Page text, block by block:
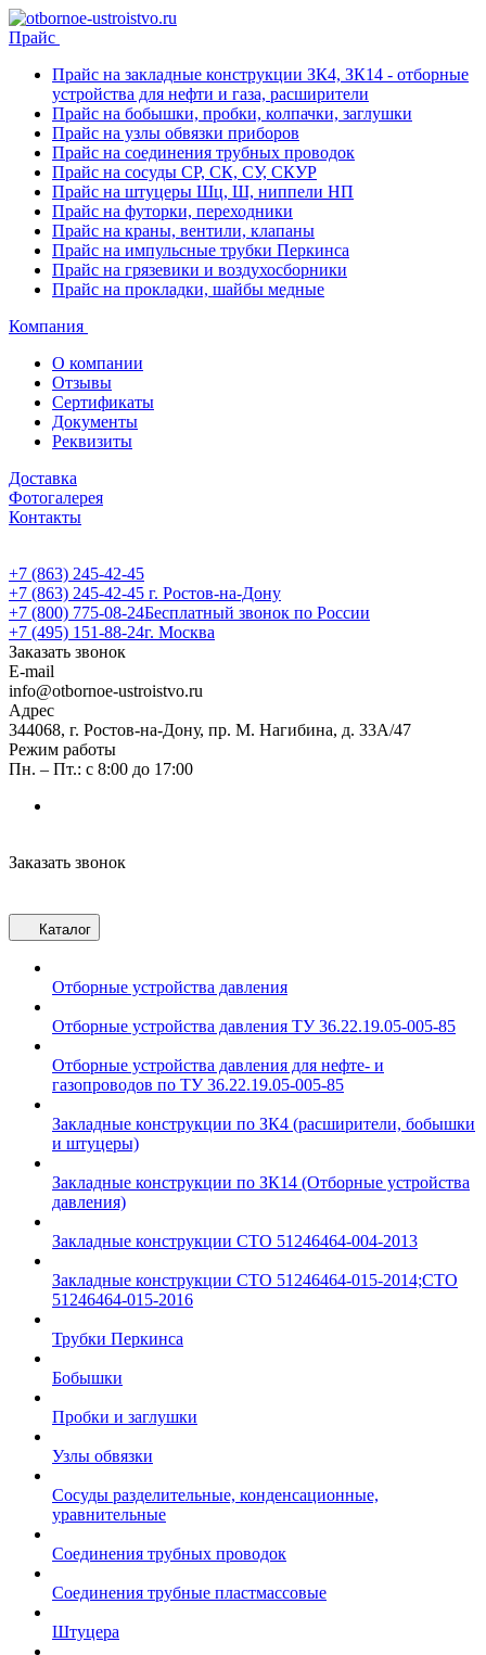
Прайс
Прайс на закладные конструкции ЗК4, ЗК14 - отборные
устройства для нефти и газа, расширители
Прайс на бобышки, пробки, колпачки, заглушки
Прайс на узлы обвязки приборов
Прайс на соединения трубных проводок
Прайс на сосуды СР, СК, СУ, СКУР
Прайс на штуцеры Шц, Ш, ниппели НП
Прайс на футорки, переходники
Прайс на краны, вентили, клапаны
Прайс на импульсные трубки Перкинса
Прайс на грязевики и воздухосборники
Прайс на прокладки, шайбы медные
Компания
О компании
Отзывы
Сертификаты
Документы
Реквизиты
Доставка
Фотогалерея
Контакты
+7 (863) 245-42-45
+7 (863) 245-42-45 г. Ростов-на-Дону
+7 (800) 775-08-24Бесплатный звонок по России
+7 (495) 151-88-24г. Москва
Заказать звонок
E-mail
info@otbornoe-ustroistvo.ru
Адрес
344068, г. Ростов-на-Дону, пр. М. Нагибина, д. 33А/47
Режим работы
Пн. – Пт.: с 8:00 до 17:00
Заказать звонок
Каталог
Отборные устройства давления
Отборные устройства давления ТУ 36.22.19.05-005-85
Отборные устройства давления для нефте- и
газопроводов по ТУ 36.22.19.05-005-85
Закладные конструкции по ЗК4 (расширители, бобышки
и штуцеры)
Закладные конструкции по ЗК14 (Отборные устройства
давления)
Закладные конструкции СТО 51246464-004-2013
Закладные конструкции СТО 51246464-015-2014;СТО
51246464-015-2016
Трубки Перкинса
Бобышки
Пробки и заглушки
Узлы обвязки
Сосуды разделительные, конденсационные,
уравнительные
Соединения трубных проводок
Соединения трубные пластмассовые
Штуцера